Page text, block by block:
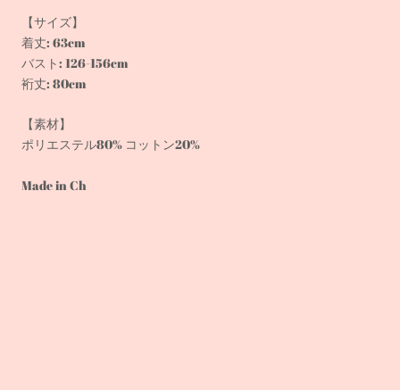
【サイズ】
着丈: 63cm
バスト: 126-156cm
裄丈: 80cm
【素材】
ポリエステル80% コットン20%
Made in Ch